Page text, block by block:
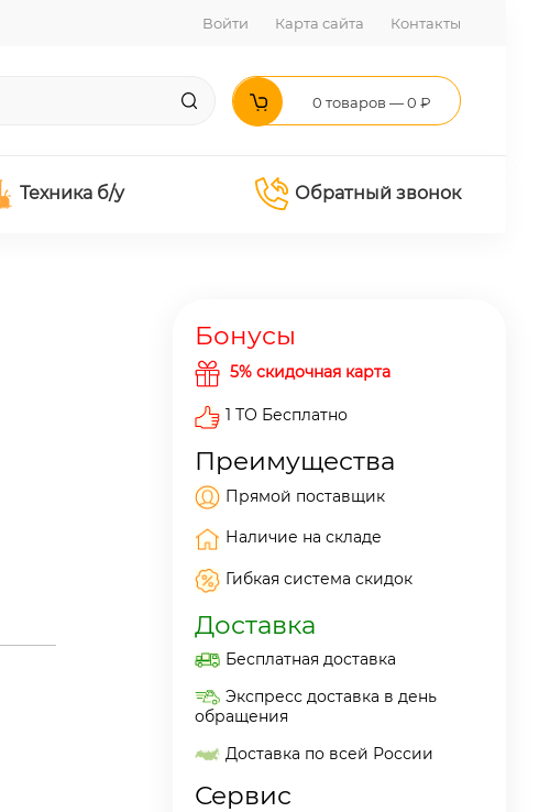
Войти Карта сайта Контакты
0 товаров — 0 ₽
Техника б/у Обратный звонок
Бонусы
5% скидочная карта
1 ТО Бесплатно
Преимущества
Прямой поставщик
Наличие на складе
Гибкая система скидок
Доставка
Бесплатная доставка
Экспресс доставка в день
обращения
Доставка по всей России
Сервис